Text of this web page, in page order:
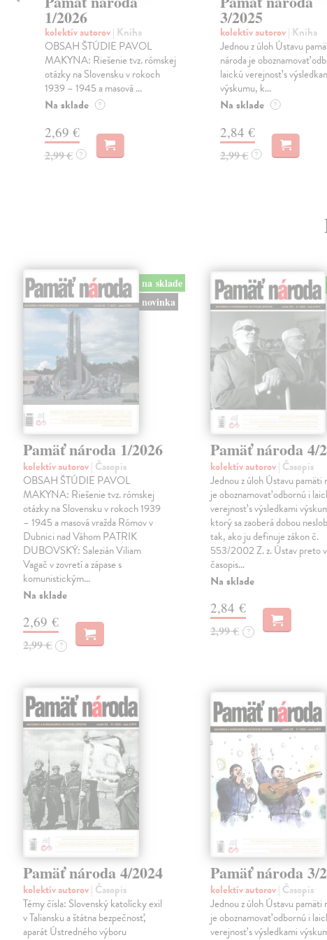
1/2026
kolektív autorov| Kniha
OBSAH ŠTÚDIE PAVOL
MAKYNA: Riešenie tvz. rómskej
otázky na Slovensku v rokoch
1939 – 1945 a masová ...
Na sklade ?
2,69 €
2,99 € ?
3/2025
kolektív autorov| Kniha
Jednou z úloh Ústavu
národa je oboznamovať
laickú verejnosť s
výskumu, k...
Na sklade ?
2,84 €
2,99 € ?
na sklade
novinka
Pamäť národa 1/2026
kolektív autorov| Časopis
OBSAH ŠTÚDIE PAVOL
MAKYNA: Riešenie tvz. rómskej
otázky na Slovensku v rokoch 1939
– 1945 a masová vražda Rómov v
Dubnici nad Váhom PATRIK
DUBOVSKÝ: Salezián Viliam
Vagač v zovretí a zápase s
komunistickým…
Na sklade
2,69 €
2,99 € ?
Pamäť národa 4/
kolektív autorov| Časopis
Jednou z úloh Ústavu pamäti
je oboznamovať odbornú i
verejnosť s výsledkami
ktorý sa zaoberá dobou
tak, ako ju definuje zákon č.
553/2002 Z. z. Ústav preto
časopis…
Na sklade
2,84 €
2,99 € ?
Pamäť národa 4/2024
kolektív autorov| Časopis
Témy čísla: Slovenský katolícky exil
v Taliansku a štátna bezpečnosť,
aparát Ústredného výboru
Pamäť národa 3/
kolektív autorov| Časopis
Jednou z úloh Ústavu pamäti
je oboznamovať odbornú i
verejnosť s výsledkami